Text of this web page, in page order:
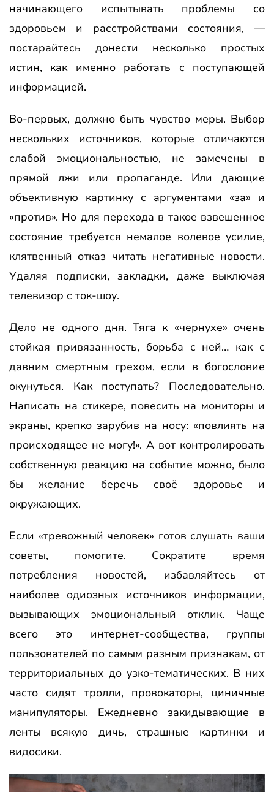
начинающего испытывать проблемы со
здоровьем и расстройствами состояния, —
постарайтесь донести несколько простых
истин, как именно работать с поступающей
информацией.
Во-первых, должно быть чувство меры. Выбор
нескольких источников, которые отличаются
слабой эмоциональностью, не замечены в
прямой лжи или пропаганде. Или дающие
объективную картинку с аргументами «за» и
«против». Но для перехода в такое взвешенное
состояние требуется немалое волевое усилие,
клятвенный отказ читать негативные новости.
Удаляя подписки, закладки, даже выключая
телевизор с ток-шоу.
Дело не одного дня. Тяга к «чернухе» очень
стойкая привязанность, борьба с ней… как с
давним смертным грехом, если в богословие
окунуться. Как поступать? Последовательно.
Написать на стикере, повесить на мониторы и
экраны, крепко зарубив на носу: «повлиять на
происходящее не могу!». А вот контролировать
собственную реакцию на событие можно, было
бы желание беречь своё здоровье и
окружающих.
Если «тревожный человек» готов слушать ваши
советы, помогите. Сократите время
потребления новостей, избавляйтесь от
наиболее одиозных источников информации,
вызывающих эмоциональный отклик. Чаще
всего это интернет-сообщества, группы
пользователей по самым разным признакам, от
территориальных до узко-тематических. В них
часто сидят тролли, провокаторы, циничные
манипуляторы. Ежедневно закидывающие в
ленты всякую дичь, страшные картинки и
видосики.